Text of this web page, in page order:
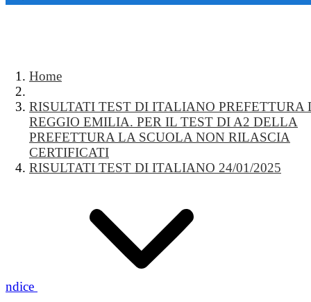
Home
RISULTATI TEST DI ITALIANO PREFETTURA
REGGIO EMILIA. PER IL TEST DI A2 DELLA
PREFETTURA LA SCUOLA NON RILASCIA
CERTIFICATI
RISULTATI TEST DI ITALIANO 24/01/2025
Indice